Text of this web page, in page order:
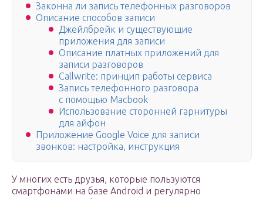
Законна ли запись телефонных разговоров
Описание способов записи
Джейлбрейк и существующие
приложения для записи
Описание платных приложений для
записи разговоров
Callwrite: принцип работы сервиса
Запись телефонного разговора
с помощью Macbook
Использование сторонней гарнитуры
для айфон
Приложение Google Voice для записи
звонков: настройка, инструкция
У многих есть друзья, которые пользуются
смартфонами на базе Android и регулярно